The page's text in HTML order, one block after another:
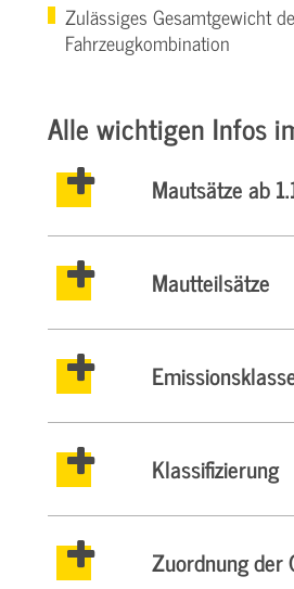
Zulässiges Gesamtgewicht
Fahrzeugkombination
Alle wichtigen Infos
Mautsätze ab
Mautteilsätze
Klassifizierung
Zuordnung der